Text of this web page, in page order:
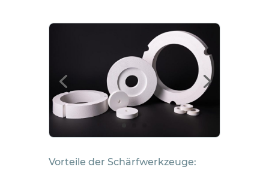
Vorteile der Schärfwerkzeuge: